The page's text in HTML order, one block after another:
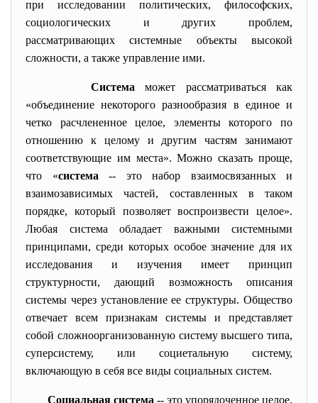
при исследовании политических, философских,
социологических и других проблем,
рассматривающих системные объекты высокой
сложности, а также управление ими.
Система может рассматриваться как
«объединение некоторого разнообразия в единое и
четко расчлененное целое, элементы которого по
отношению к целому и другим частям занимают
соответствующие им места». Можно сказать проще,
что «система -- это набор взаимосвязанных и
взаимозависимых частей, составленных в таком
порядке, который позволяет воспроизвести целое».
Любая система обладает важными системными
принципами, среди которых особое значение для их
исследования и изучения имеет принцип
структурности, дающий возможность описания
системы через установление ее структуры. Общество
отвечает всем признакам системы и представляет
собой сложноорганизованную систему высшего типа,
суперсистему, или социетальную систему,
включающую в себя все виды социальных систем.
Социальная система -- это упорядоченное целое,